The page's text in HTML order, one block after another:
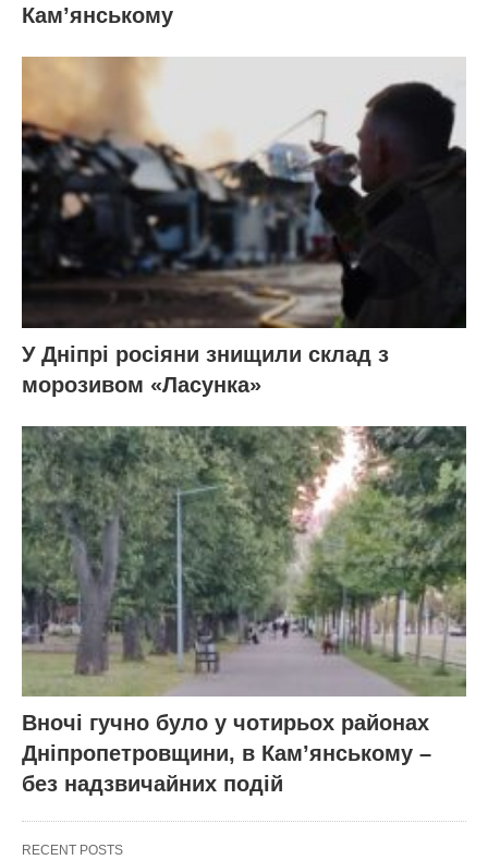
Кам’янському
У Дніпрі росіяни знищили склад з
морозивом «Ласунка»
Вночі гучно було у чотирьох районах
Дніпропетровщини, в Кам’янському –
без надзвичайних подій
RECENT POSTS